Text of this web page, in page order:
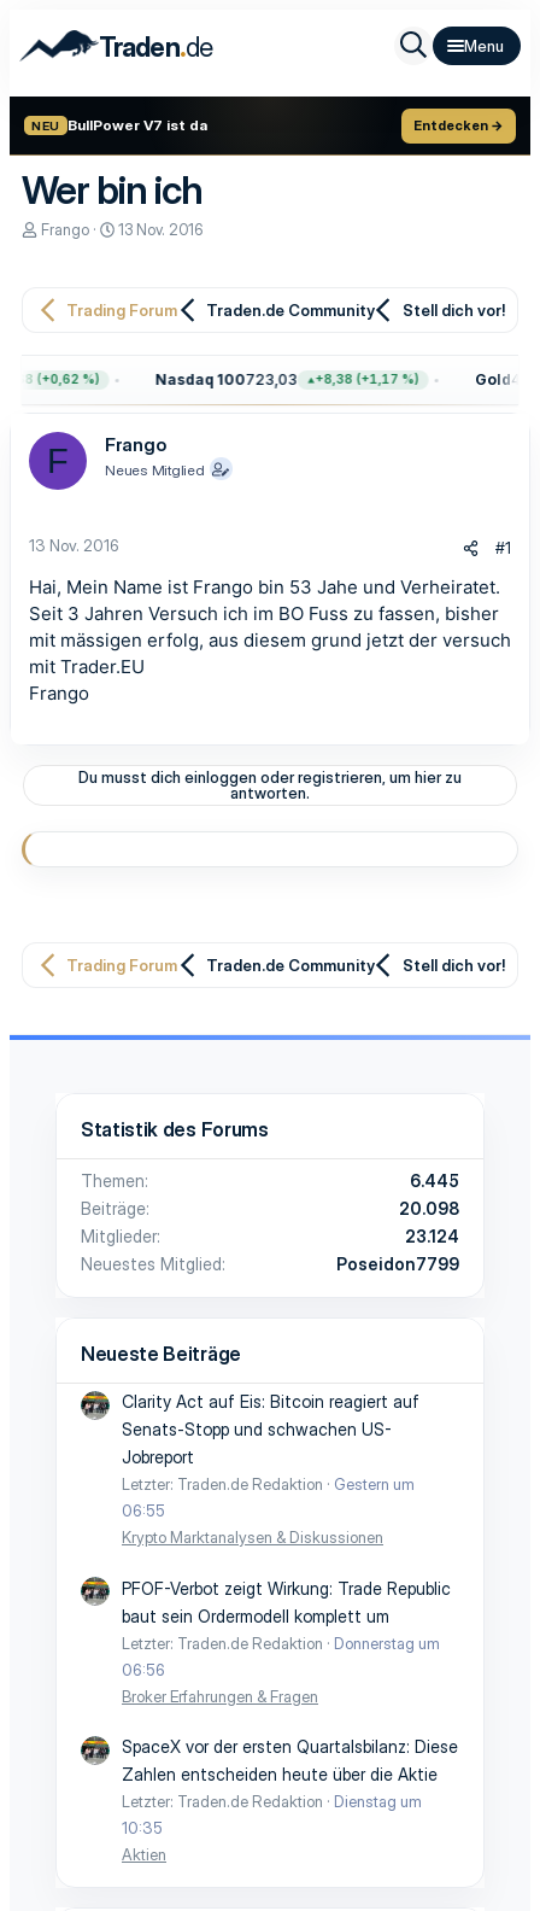
Traden.de
NEU BullPower V7 ist da Entdecken →
Wer bin ich
E
e
r
Frango
E
e
l
a
m
13 Nov. 2016
Trading Forum Traden.de Community Stell dich vor!
(+0,62 %) Nasdaq 100723,03 +8,38 (+1,17 %) Gold
F Frango
Neues Mitglied
13 Nov. 2016 #1
Hai, Mein Name ist Frango bin 53 Jahe und Verheiratet.
Seit 3 Jahren Versuch ich im BO Fuss zu fassen, bisher
mit mässigen erfolg, aus diesem grund jetzt der versuch
mit Trader.EU
Frango
Du musst dich einloggen oder registrieren, um hier zu
antworten.
Trading Forum Traden.de Community Stell dich vor!
Statistik des Forums
Themen
6.445
Beiträge
20.098
Mitglieder
23.124
Neuestes Mitglied
Poseidon7799
Neueste Beiträge
Clarity Act auf Eis: Bitcoin reagiert auf
Senats-Stopp und schwachen US-
Jobreport
Letzter: Traden.de Redaktion
Gestern um
06:55
Krypto Marktanalysen & Diskussionen
PFOF-Verbot zeigt Wirkung: Trade Republic
baut sein Ordermodell komplett um
Letzter: Traden.de Redaktion
Donnerstag um
06:56
Broker Erfahrungen & Fragen
SpaceX vor der ersten Quartalsbilanz: Diese
Zahlen entscheiden heute über die Aktie
Letzter: Traden.de Redaktion
Dienstag um
10:35
Aktien